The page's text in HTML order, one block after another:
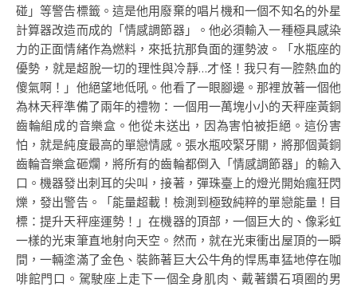
碰」等警告標籤。這是他用廢棄的唱片機和一個不知名的外星
計算器改造而成的「情感調節器」。他必須輸入一種極具感染
力的正面情緒作為燃料，來抵抗那負面的運勢波。「水瓶座的
優勢，就是超脫一切的理性與冷靜…才怪！我只有一腔熱血的
傻氣啊！」他絕望地低吼。他看了一眼腳邊。那裡放著一個他
為林天秤準備了兩年的禮物：一個用一萬塊小小的天秤座黃銅
齒輪組成的音樂盒。他從未送出，因為害怕被拒絕。這份害
怕，就是純度最高的單戀情感。張水瓶咬緊牙關，將那個黃銅
齒輪音樂盒砸爛，將所有的齒輪都倒入「情感調節器」的輸入
口。機器發出刺耳的尖叫，接著，彈珠臺上的燈光開始瘋狂閃
爍，發出警告。「能量超載！檢測到極致純粹的單戀能量！目
標：提升天秤座運勢！」在機器的頂部，一個巨大的、像彩虹
一樣的光束筆直地射向天空。然而，就在光束衝出屋頂的一瞬
間，一輛塗滿了金色、裝飾著巨大公牛角的悍馬車猛地停在咖
啡館門口。駕駛座上走下一個全身肌肉、戴著鑽石項圈的男